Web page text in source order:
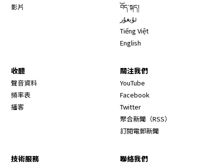
影片
བོད་སྐད།
ئۇيغۇر
Tiếng Việt
English
收聽
聲音資料
頻率表
播客
關注我們
YouTube
Facebook
Twitter
聚合新聞（RSS）
訂閱電郵新聞
技術服務 聯絡我們